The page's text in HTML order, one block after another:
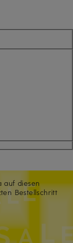
auf diesen
Bestellschritt